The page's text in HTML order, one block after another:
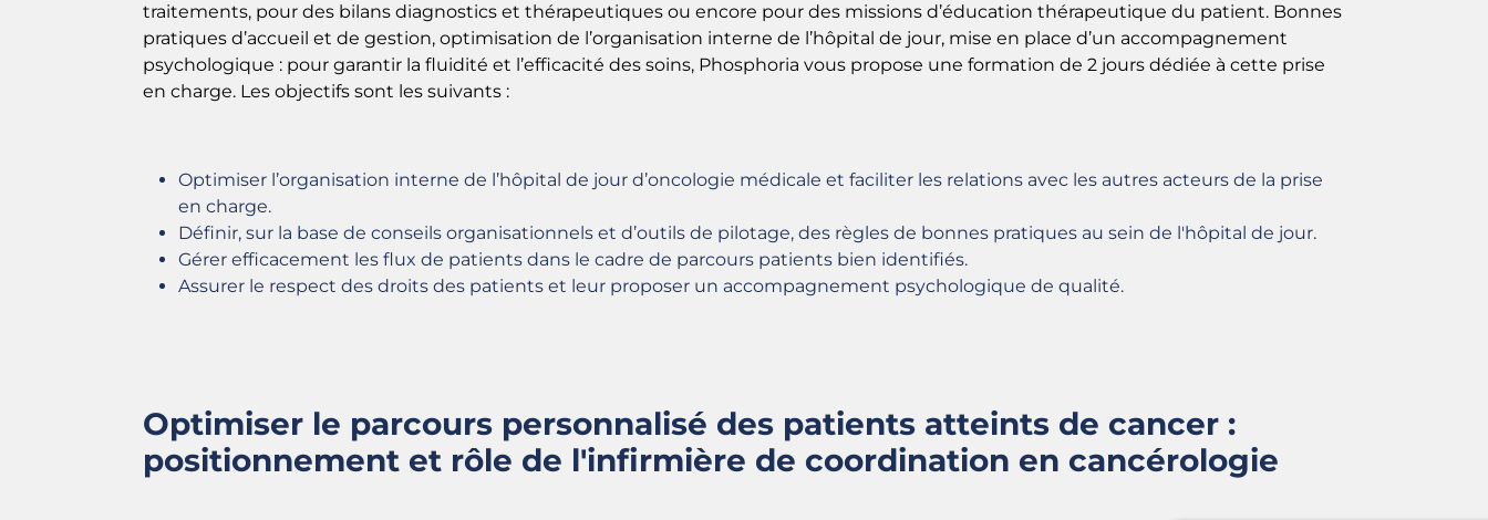
traitements, pour des bilans diagnostics et thérapeutiques ou encore pour des missions d’éducation thérapeutique du patient. Bonnes
pratiques d’accueil et de gestion, optimisation de l’organisation interne de l’hôpital de jour, mise en place d’un accompagnement
psychologique : pour garantir la fluidité et l’efficacité des soins, Phosphoria vous propose une formation de 2 jours dédiée à cette prise
en charge. Les objectifs sont les suivants :
Optimiser l’organisation interne de l’hôpital de jour d’oncologie médicale et faciliter les relations avec les autres acteurs de la prise
en charge.
Définir, sur la base de conseils organisationnels et d’outils de pilotage, des règles de bonnes pratiques au sein de l'hôpital de jour.
Gérer efficacement les flux de patients dans le cadre de parcours patients bien identifiés.
Assurer le respect des droits des patients et leur proposer un accompagnement psychologique de qualité.
Optimiser le parcours personnalisé des patients atteints de cancer :
positionnement et rôle de l'infirmière de coordination en cancérologie